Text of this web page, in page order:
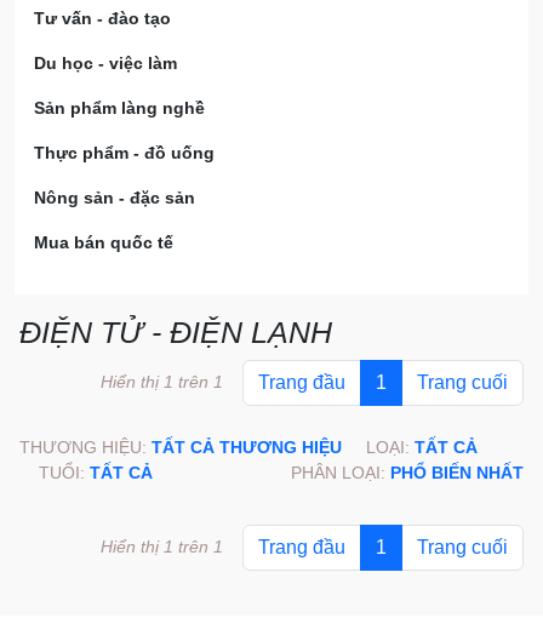
Tư vấn - đào tạo
Du học - việc làm
Sản phẩm làng nghề
Thực phẩm - đồ uống
Nông sản - đặc sản
Mua bán quốc tế
ĐIỆN TỬ - ĐIỆN LẠNH
Trang đầu 1 Trang cuối
Hiển thị 1 trên 1
THƯƠNG HIỆU: TẤT CẢ THƯƠNG HIỆU LOẠI: TẤT CẢ
TUỔI: TẤT CẢ PHÂN LOẠI: PHỔ BIẾN NHẤT
Trang đầu 1 Trang cuối
Hiển thị 1 trên 1